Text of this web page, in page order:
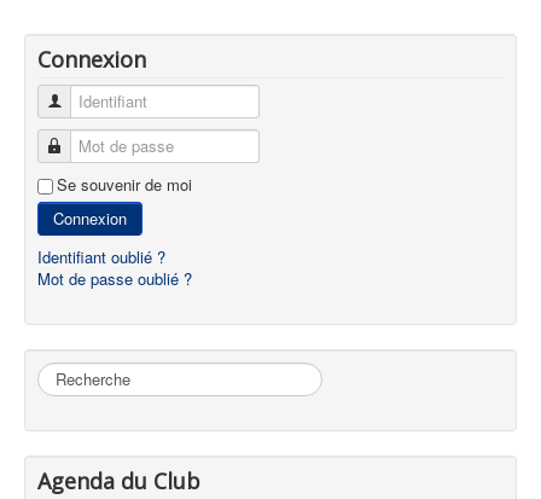
Connexion
Identifiant
Mot de passe
Se souvenir de moi
Connexion
Identifiant oublié ?
Mot de passe oublié ?
Rechercher
Agenda du Club